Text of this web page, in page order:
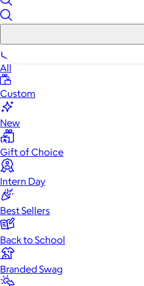
All
Custom
New
Gift of Choice
Intern Day
Best Sellers
Back to School
Branded Swag